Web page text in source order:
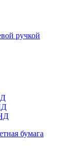
ручкой
бумага